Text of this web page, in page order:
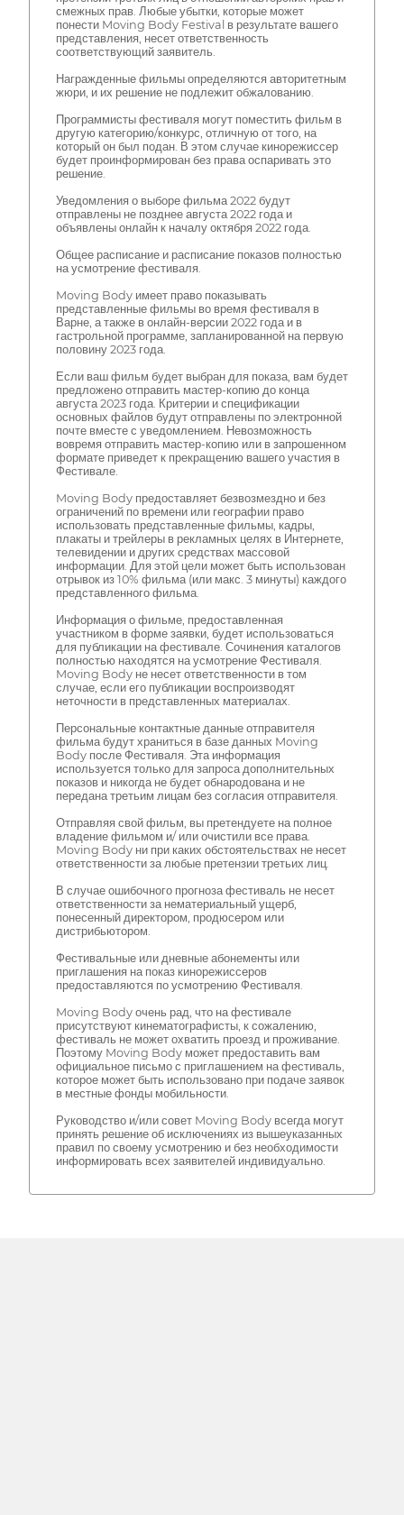
смежных прав. Любые убытки, которые может
понести Moving Body Festival в результате вашего
представления, несет ответственность
соответствующий заявитель.
Награжденные фильмы определяются авторитетным
жюри, и их решение не подлежит обжалованию.
Программисты фестиваля могут поместить фильм в
другую категорию/конкурс, отличную от того, на
который он был подан. В этом случае кинорежиссер
будет проинформирован без права оспаривать это
решение.
Уведомления о выборе фильма 2022 будут
отправлены не позднее августа 2022 года и
объявлены онлайн к началу октября 2022 года.
Общее расписание и расписание показов полностью
на усмотрение фестиваля.
Moving Body имеет право показывать
представленные фильмы во время фестиваля в
Варне, а также в онлайн-версии 2022 года и в
гастрольной программе, запланированной на первую
половину 2023 года.
Если ваш фильм будет выбран для показа, вам будет
предложено отправить мастер-копию до конца
августа 2023 года. Критерии и спецификации
основных файлов будут отправлены по электронной
почте вместе с уведомлением. Невозможность
вовремя отправить мастер-копию или в запрошенном
формате приведет к прекращению вашего участия в
Фестивале.
Moving Body предоставляет безвозмездно и без
ограничений по времени или географии право
использовать представленные фильмы, кадры,
плакаты и трейлеры в рекламных целях в Интернете,
телевидении и других средствах массовой
информации. Для этой цели может быть использован
отрывок из 10% фильма (или макс. 3 минуты) каждого
представленного фильма.
Информация о фильме, предоставленная
участником в форме заявки, будет использоваться
для публикации на фестивале. Сочинения каталогов
полностью находятся на усмотрение Фестиваля.
Moving Body не несет ответственности в том
случае, если его публикации воспроизводят
неточности в представленных материалах.
Персональные контактные данные отправителя
фильма будут храниться в базе данных Moving
Body после Фестиваля. Эта информация
используется только для запроса дополнительных
показов и никогда не будет обнародована и не
передана третьим лицам без согласия отправителя.
Отправляя свой фильм, вы претендуете на полное
владение фильмом и/ или очистили все права.
Moving Body ни при каких обстоятельствах не несет
ответственности за любые претензии третьих лиц.
В случае ошибочного прогноза фестиваль не несет
ответственности за нематериальный ущерб,
понесенный директором, продюсером или
дистрибьютором.
Фестивальные или дневные абонементы или
приглашения на показ кинорежиссеров
предоставляются по усмотрению Фестиваля.
Moving Body очень рад, что на фестивале
присутствуют кинематографисты, к сожалению,
фестиваль не может охватить проезд и проживание.
Поэтому Moving Body может предоставить вам
официальное письмо с приглашением на фестиваль,
которое может быть использовано при подаче заявок
в местные фонды мобильности.
Руководство и/или совет Moving Body всегда могут
принять решение об исключениях из вышеуказанных
правил по своему усмотрению и без необходимости
информировать всех заявителей индивидуально.